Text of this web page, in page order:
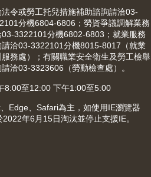
法令或勞工托兒措施補助諮詢請洽03-
分機6804-6806；勞資爭議調解業務
03-3322101分機6802-6803；就業服務
請洽03-3322101分機8015-8017（就業
服務處）；有關職業安全衛生及勞工檢舉
洽03-3323606（勞動檢查處）。
8:00至12:00 下午1:00至5:00
Edge、Safari為主，如使用IE瀏覽器
年6月15日淘汰並停止支援IE。